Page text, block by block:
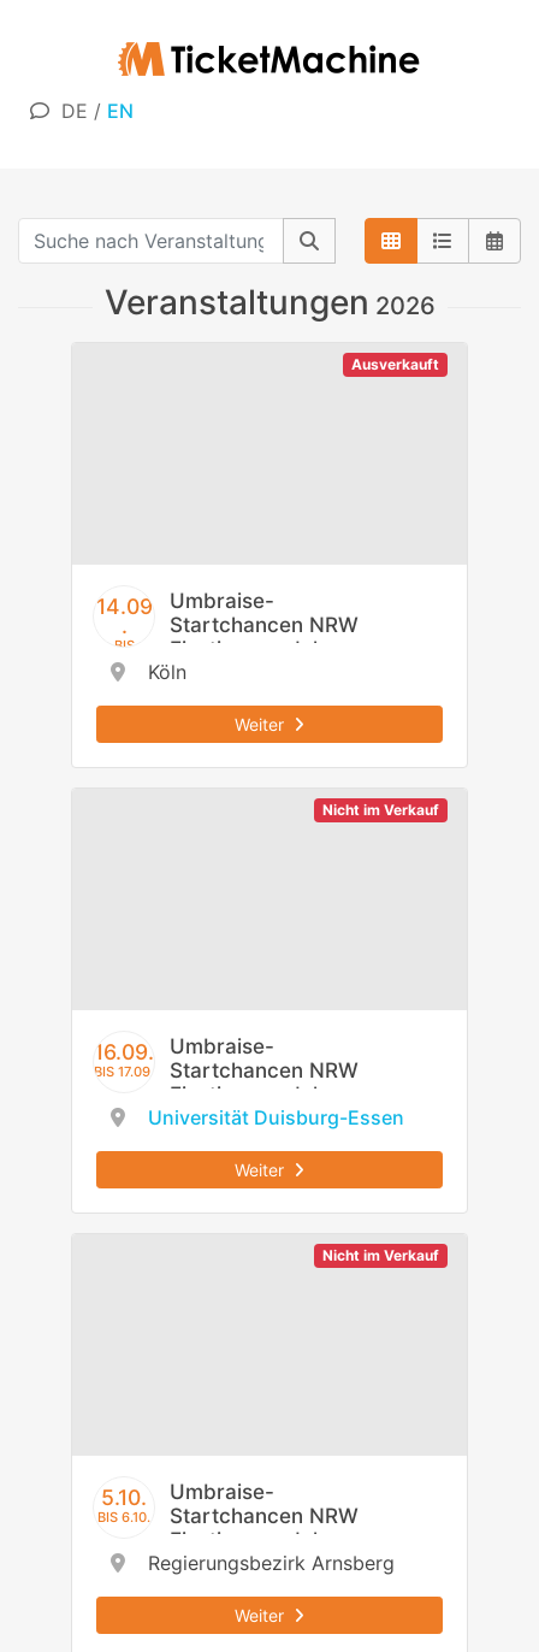
DE / EN
Veranstaltungen 2026
Ausverkauft
14.09
.
BIS
15.09.
Umbraise-
Startchancen NRW
Einstiegsmodul -
Regierungsbezirk
Köln
Weiter
Nicht im Verkauf
16.09.
BIS 17.09.
Umbraise-
Startchancen NRW
Einstiegsmodul -
Regierungsbezirk
Universität Duisburg-Essen
Weiter
Nicht im Verkauf
5.10.
BIS 6.10.
Umbraise-
Startchancen NRW
Einstiegsmodul -
Regierungsbezirk
Regierungsbezirk Arnsberg
Weiter